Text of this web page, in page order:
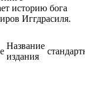
историю бога
Иггдрасиля.
Название
издания